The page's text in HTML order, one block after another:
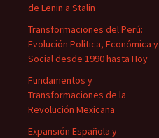
de Lenin a Stalin
Transformaciones del Perú:
Evolución Política, Económica y
Social desde 1990 hasta Hoy
Fundamentos y
Transformaciones de la
Revolución Mexicana
Expansión Española y